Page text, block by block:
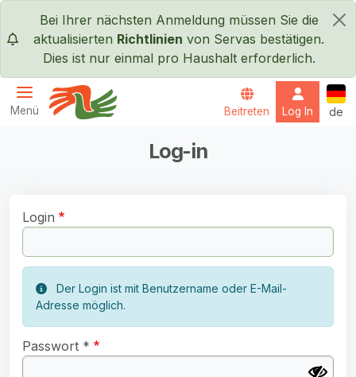
Direkt zum Inhalt
×
Bei Ihrer nächsten Anmeldung müssen Sie die
aktualisierten Richtlinien von Servas bestätigen.
Dies ist nur einmal pro Haushalt erforderlich.
Menü Beitreten Log In de
Log-in
Login
Der Login ist mit Benutzername oder E-Mail-
Adresse möglich.
Passwort *